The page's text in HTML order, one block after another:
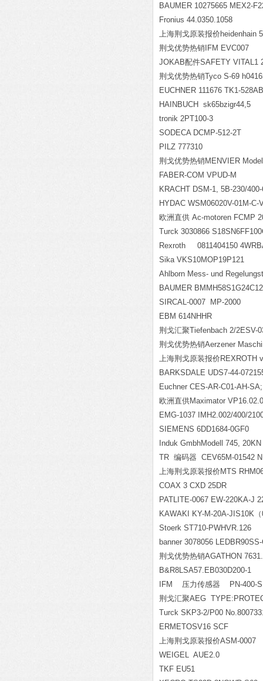
BAUMER 10275665 MEX2-
Fronius 44.0350.1058
上海荆戈原装报价heidenhain
荆戈优势热销IFM EVC007
JOKAB配件SAFETY VITAL1
荆戈优势热销Tyco S-69
EUCHNER 111676 TK1-
HAINBUCH sk65bzigr44,5
tronik 2PT100-3
SODECA DCMP-512-2T
PILZ 777310
荆戈优势热销MENVIER
FABER-COM VPUD-M
KRACHT DSM-1, 5B-230/
HYDAC WSM06020V-01M-C-
欧洲直供 Ac-motoren FCMP
Turck 3030866
Rexroth
Sika VKS10MOP19P121
Ahlborn Mess- und
BAUMER
SIRCAL-0007 MP-2000
EBM 614NHHR
荆戈汇聚Tiefenbach 2/2ESV-
荆戈优势热销Aerzener
上海荆戈原装报价REXROTH
BARKSDALE UDS7-44-
Euchner CES-AR-C01-AH-
欧洲直供Maximator
EMG-1037 IMH2.002/400/
SIEMENS 6DD1684-0GF0
Induk GmbhModell 745,
TR 编码器 CEV65M-01542
上海荆戈原装报价MTS
COAX 3 CXD 25DR
PATLITE-0067 EW-220KA-J
KAWAKI KY-M-20A-JIS10K
Stoerk ST710-PWHVR.126
banner 3078056
荆戈优势热销AGATHON
B&R8LSA57.EB030D200-1
IFM 压力传感器 PN-400-
荆戈汇聚AEG
Turck SKP3-2/P00
ERMETOSV16 SCF
上海荆戈原装报价ASM-0007
WEIGEL AUE2.0
TKF EU51